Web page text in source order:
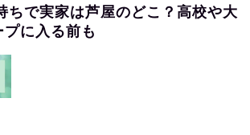
ちで実家は芦屋のどこ？高校や大
に入る前も